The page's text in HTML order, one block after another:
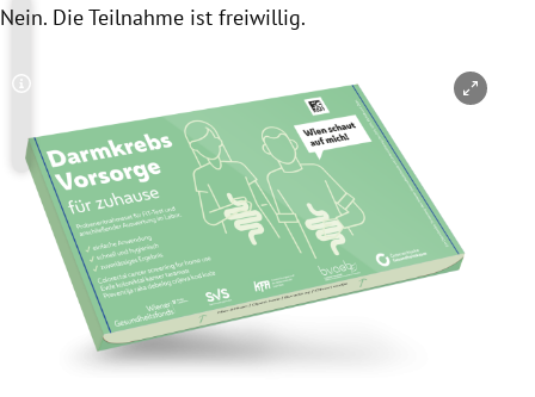
Nein. Die Teilnahme ist freiwillig.
Copyright-Hinweis öffnen/schließen